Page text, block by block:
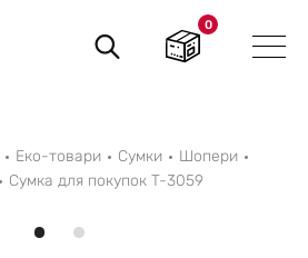
Пошук
товарів
0
Еко-товари Сумки
Шопери
Сумка для покупок T-3059